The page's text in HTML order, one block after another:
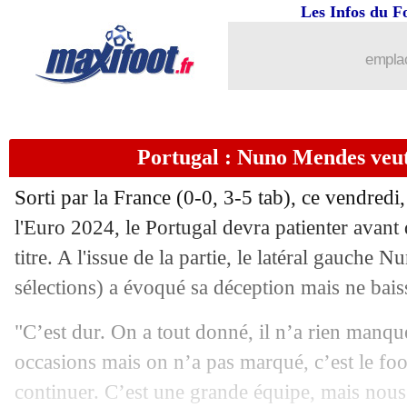
Les Infos du
Portugal : Nuno Mendes
Sorti par la France (0-0, 3-5 tab), ce
l'Euro 2024, le Portugal devra patienter
titre. A l'issue de la partie, le latéral gauche
sélections) a évoqué sa déception mais ne
"C’est dur. On a tout donné, il n’a rien
occasions mais on n’a pas marqué, c’est le
continuer. C’est une grande équipe, mais
: Yakin prévient l'Angleterre
06/07 Audiences TV : score de l'année
: Dembélé a été piqué
06/07 EdF: le nouveau message anti-RN de
06/07 EdF: Mbappé revient sur les TAB
06/07 OM : Atal ne devrait pas signer
06/07 EdF: Dembélé se moque du style